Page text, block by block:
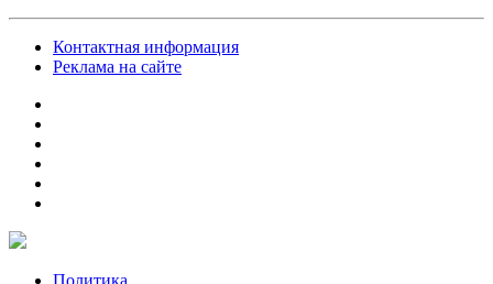
Контактная информация
Реклама на сайте
Политика